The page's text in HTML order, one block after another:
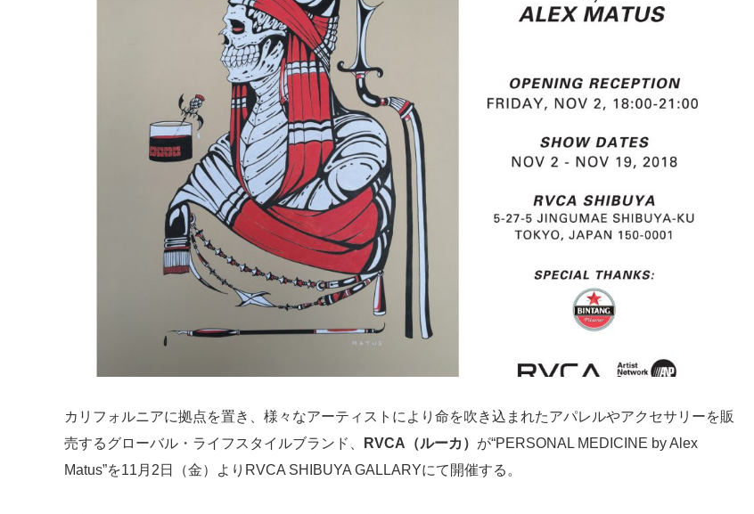
カリフォルニアに拠点を置き、様々なアーティストにより命を吹き込まれたアパレルやアクセサリーを販
売するグローバル・ライフスタイルブランド、
RVCA（ルーカ） が“PERSONAL MEDICINE by Alex
Matus”を11月2日（金）よりRVCA SHIBUYA GALLARYにて開催する。